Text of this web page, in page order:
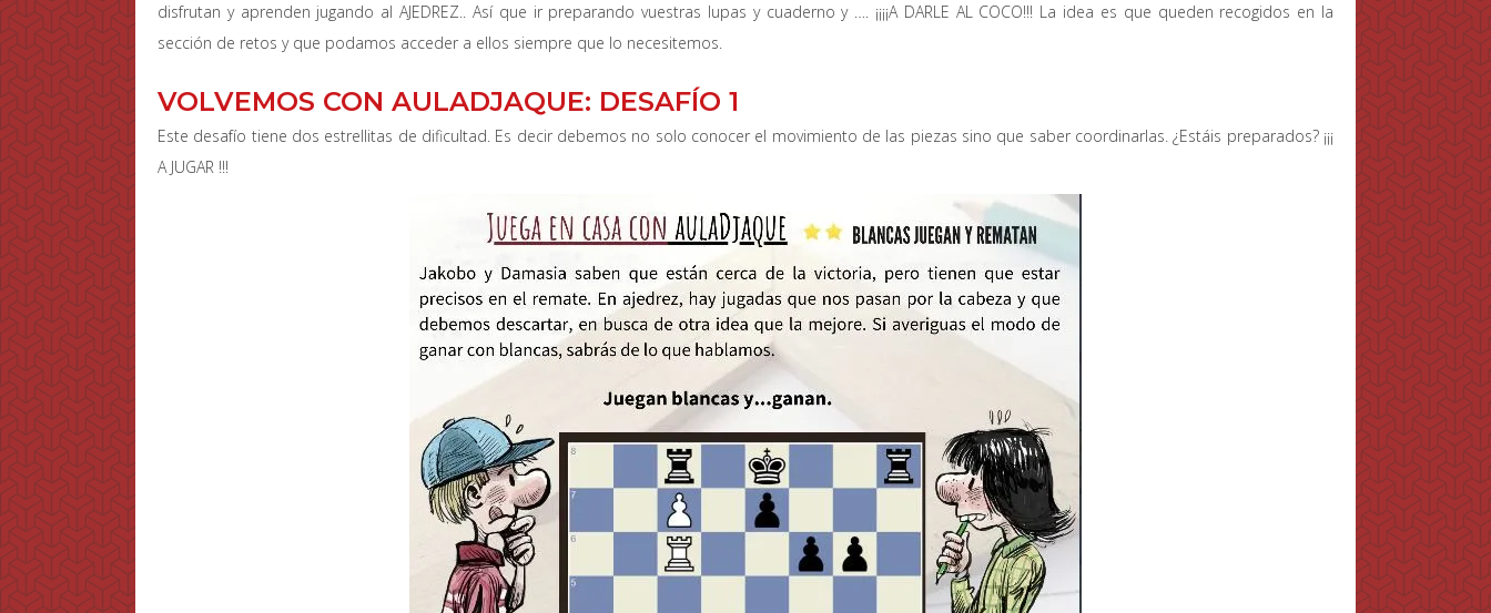
disfrutan y aprenden jugando al AJEDREZ.. Así que ir preparando vuestras lupas y cuaderno y …. ¡¡¡¡A DARLE AL COCO!!! La idea es que queden recogidos en la
sección de retos y que podamos acceder a ellos siempre que lo necesitemos.
VOLVEMOS CON AULADJAQUE: DESAFÍO 1
Este desafío tiene dos estrellitas de dificultad. Es decir debemos no solo conocer el movimiento de las piezas sino que saber coordinarlas. ¿Estáis preparados? ¡¡¡
A JUGAR !!!